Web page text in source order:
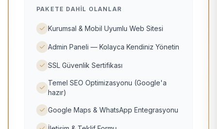
PAKETE DAHIL OLANLAR
Kurumsal & Mobil Uyumlu Web Sitesi
Admin Paneli — Kolayca Kendiniz Yönetin
SSL Güvenlik Sertifikası
Temel SEO Optimizasyonu (Google'a
hazır)
Google Maps & WhatsApp Entegrasyonu